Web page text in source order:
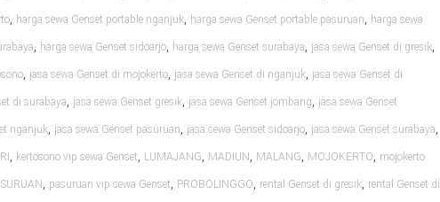
, harga sewa Genset portable nganjuk, harga sewa Genset portable pasuruan, harga sewa
, harga sewa Genset sidoarjo, harga sewa Genset surabaya, jasa sewa Genset di gresik,
, jasa sewa Genset di mojokerto, jasa sewa Genset di nganjuk, jasa sewa Genset di
di surabaya, jasa sewa Genset gresik, jasa sewa Genset jombang, jasa sewa Genset
nganjuk, jasa sewa Genset pasuruan, jasa sewa Genset sidoarjo, jasa sewa Genset surabaya,
, kertosono vip sewa Genset, LUMAJANG, MADIUN , MALANG, MOJOKERTO, mojokerto
, pasuruan vip sewa Genset, PROBOLINGGO, rental Genset di gresik, rental Genset di